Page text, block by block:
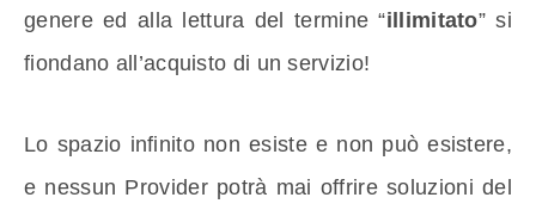
genere ed alla lettura del termine “illimitato” si
fiondano all’acquisto di un servizio!
Lo spazio infinito non esiste e non può esistere,
e nessun Provider potrà mai offrire soluzioni del